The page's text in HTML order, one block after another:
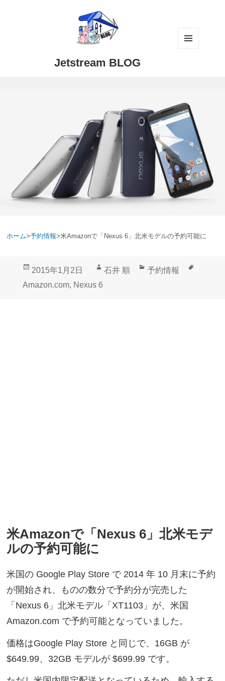
Jetstream BLOG
ホーム>予約情報>米Amazonで「Nexus 6」北米モデルの予約可能に
投
稿
2015年1月2日
作
石井 順
カ
予約情報
Amazon.com, Nexus 6
米Amazonで「Nexus 6」北米モデ
ルの予約可能に
米国の Google Play Store で 2014 年 10 月末に予約
が開始され、ものの数分で予約分が完売した
「Nexus 6」北米モデル「XT1103」が、米国
Amazon.com で予約可能となっていました。
価格はGoogle Play Store と同じで、16GB が
$649.99、32GB モデルが $699.99 です。